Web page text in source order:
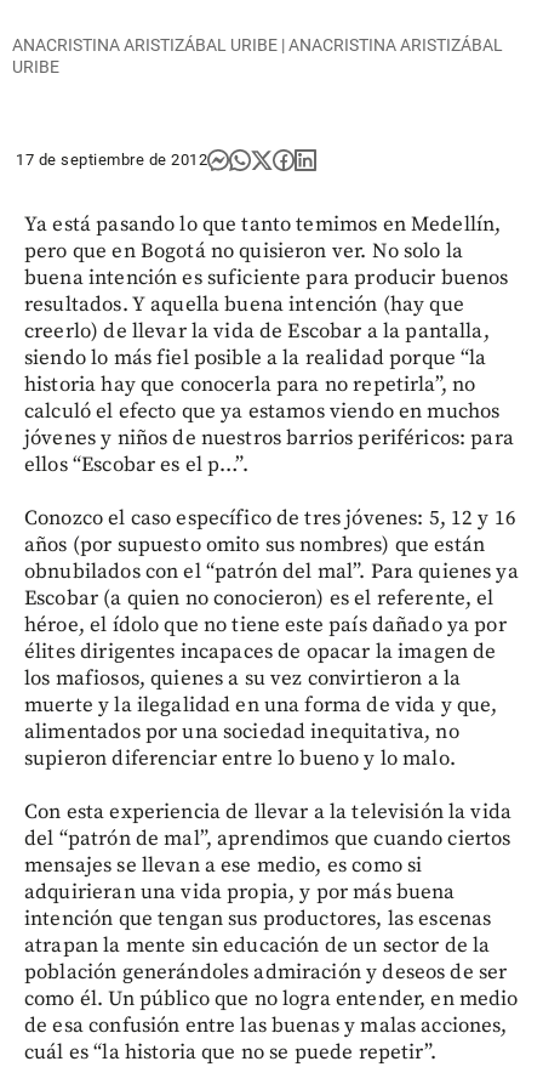
ANACRISTINA ARISTIZÁBAL URIBE | ANACRISTINA ARISTIZÁBAL
URIBE
17 de septiembre de 2012
Ya está pasando lo que tanto temimos en Medellín,
pero que en Bogotá no quisieron ver. No solo la
buena intención es suficiente para producir buenos
resultados. Y aquella buena intención (hay que
creerlo) de llevar la vida de Escobar a la pantalla,
siendo lo más fiel posible a la realidad porque “la
historia hay que conocerla para no repetirla”, no
calculó el efecto que ya estamos viendo en muchos
jóvenes y niños de nuestros barrios periféricos: para
ellos “Escobar es el p…”.
Conozco el caso específico de tres jóvenes: 5, 12 y 16
años (por supuesto omito sus nombres) que están
obnubilados con el “patrón del mal”. Para quienes ya
Escobar (a quien no conocieron) es el referente, el
héroe, el ídolo que no tiene este país dañado ya por
élites dirigentes incapaces de opacar la imagen de
los mafiosos, quienes a su vez convirtieron a la
muerte y la ilegalidad en una forma de vida y que,
alimentados por una sociedad inequitativa, no
supieron diferenciar entre lo bueno y lo malo.
Con esta experiencia de llevar a la televisión la vida
del “patrón de mal”, aprendimos que cuando ciertos
mensajes se llevan a ese medio, es como si
adquirieran una vida propia, y por más buena
intención que tengan sus productores, las escenas
atrapan la mente sin educación de un sector de la
población generándoles admiración y deseos de ser
como él. Un público que no logra entender, en medio
de esa confusión entre las buenas y malas acciones,
cuál es “la historia que no se puede repetir”.